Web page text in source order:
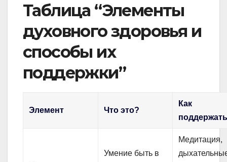
Таблица “Элементы
духовного здоровья и
способы их
поддержки”
Элемент Что это?
Как
Умение быть в
Медитация,